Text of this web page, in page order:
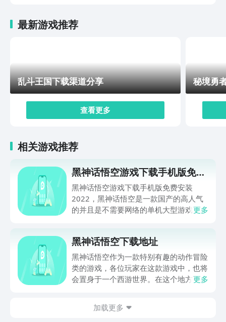
最新游戏推荐
乱斗王国下载渠道分享
查看更多
秘境勇
相关游戏推荐
黑神话悟空游戏下载手机版免费
安装2022
黑神话悟空游戏下载手机版免费安装
2022，黑神话悟空是一款国产的高人气
的并且是不需要网络的单机大型游戏，这
游戏都比不了的。并且这款游戏还是根据
我们的四大名著之一西游记改编而来的，
非常的具有国风色彩。下面就让我们一起
来看看在哪里可以下载到这款黑神话悟空
更多
黑神话悟空下载地址
黑神话悟空作为一款特别有趣的动作冒险
类的游戏，各位玩家在这款游戏中，也将
会置身于一个西游世界。在这个地方可以
神话悟空下载的内容，喜欢玩这种游戏的
更多
加载更多